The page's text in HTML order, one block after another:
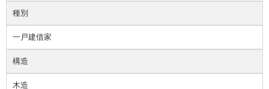
種別
一戸建借家
構造
木造